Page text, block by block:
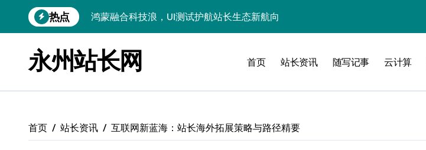
到
热点
智驭技术浪潮：跨界融合重构站长资讯科技新生态
技术赋能科技领航：跨界融合重构站长圈生态新蓝图
服务器技术融合赋能：科技驱动站长跨界新蓝海
技术赋能无障碍接口：驱动科技跨界多元融合新范式
永州站长网 首页 站长资讯 随写记事 云计算
首页 站长资讯 互联网新蓝海：站长海外拓展策略与路径精要